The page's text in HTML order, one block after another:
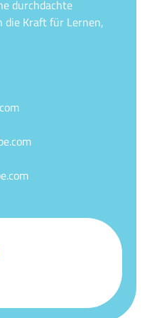
durchdachte
die Kraft für Lernen,